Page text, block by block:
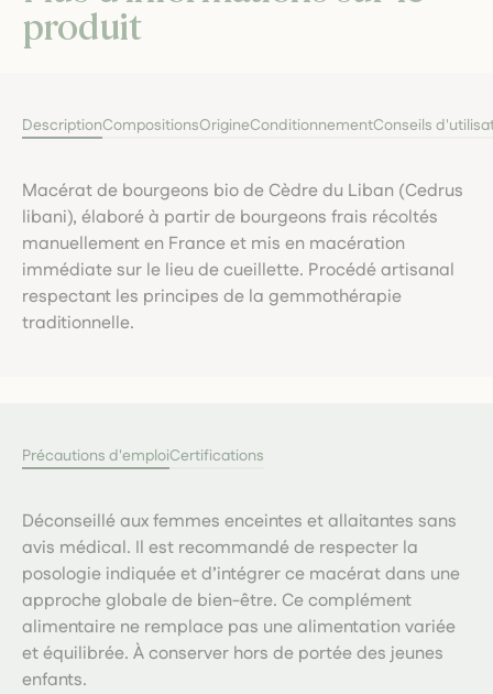
produit
DescriptionCompositionsOrigineConditionnementConseils
Macérat de bourgeons bio de Cèdre du Liban (Cedrus
libani), élaboré à partir de bourgeons frais récoltés
manuellement en France et mis en macération
immédiate sur le lieu de cueillette. Procédé artisanal
respectant les principes de la gemmothérapie
traditionnelle.
Précautions d'emploiCertifications
Déconseillé aux femmes enceintes et allaitantes sans
avis médical. Il est recommandé de respecter la
posologie indiquée et d’intégrer ce macérat dans une
approche globale de bien-être. Ce complément
alimentaire ne remplace pas une alimentation variée
et équilibrée. À conserver hors de portée des jeunes
enfants.